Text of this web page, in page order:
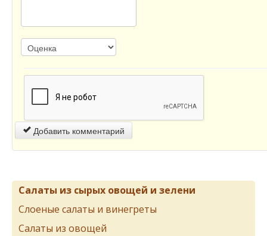
Добавить комментарий
Салаты из сырых овощей и зелени
Слоеные салаты и винегреты
Салаты из овощей